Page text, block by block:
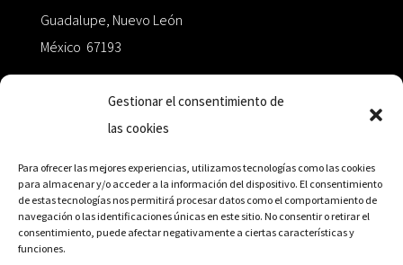
Gestionar el consentimiento de
las cookies
Para ofrecer las mejores experiencias, utilizamos tecnologías como las cookies
para almacenar y/o acceder a la información del dispositivo. El consentimiento
de estas tecnologías nos permitirá procesar datos como el comportamiento de
navegación o las identificaciones únicas en este sitio. No consentir o retirar el
consentimiento, puede afectar negativamente a ciertas características y
funciones.
Guadalupe, Nuevo León
México 67193
+52 811.499.5638
RED DE DISTRIBUCIÓN
Distribuidores en México y Octaedro internacional